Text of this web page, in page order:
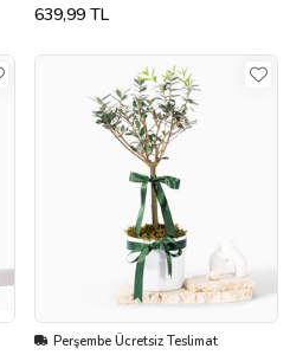
639,99 TL
Perşembe Ücretsiz Teslimat